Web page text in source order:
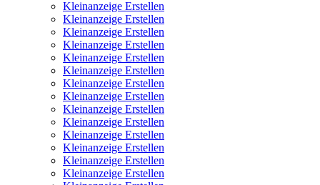
Kleinanzeige Erstellen
Kleinanzeige Erstellen
Kleinanzeige Erstellen
Kleinanzeige Erstellen
Kleinanzeige Erstellen
Kleinanzeige Erstellen
Kleinanzeige Erstellen
Kleinanzeige Erstellen
Kleinanzeige Erstellen
Kleinanzeige Erstellen
Kleinanzeige Erstellen
Kleinanzeige Erstellen
Kleinanzeige Erstellen
Kleinanzeige Erstellen